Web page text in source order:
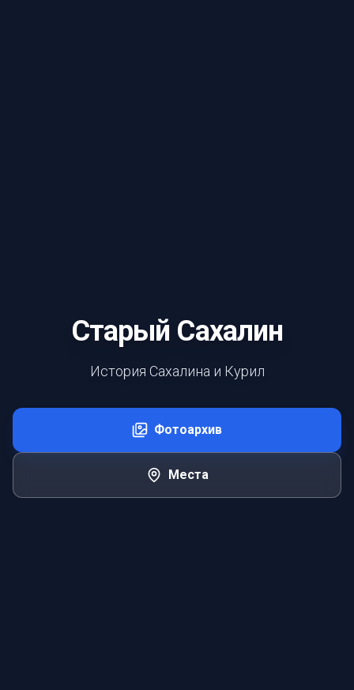
Старый Сахалин
История Сахалина и Курил
Фотоархив
Места